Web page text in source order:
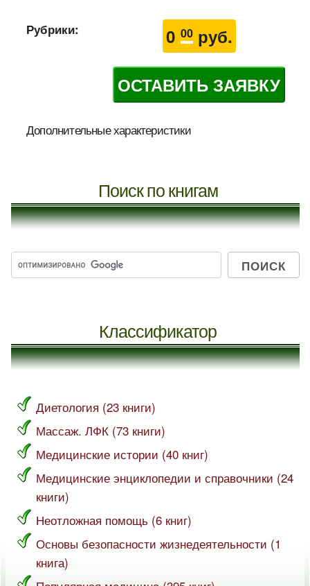
0 00руб.
ОСТАВИТЬ ЗАЯВКУ
Рубрики:
Дополнительные характеристики
Поиск по книгам
Классификатор
Диетология (23 книги)
Массаж. ЛФК (73 книги)
Медицинские истории (40 книг)
Медицинские энциклопедии и справочники (24
книги)
Неотложная помощь (6 книг)
Основы безопасности жизнедеятельности (1
книга)